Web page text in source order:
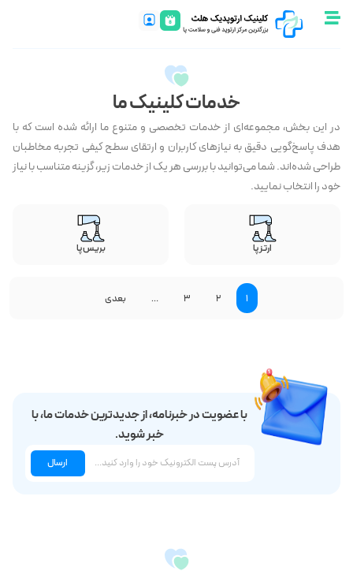
خدمات کلینیک ما
در این بخش، مجموعه‌ای از خدمات تخصصی و متنوع ما ارائه شده است که با
هدف پاسخ‌گویی دقیق به نیازهای کاربران و ارتقای سطح کیفی تجربه مخاطبان
طراحی شده‌اند. شما می‌توانید با بررسی هر یک از خدمات زیر، گزینه متناسب با نیاز
خود را انتخاب نمایید.
ارتز پا بریس پا
1
2
3
… بعدی
با عضویت در خبرنامه، از جدیدترین خدمات ما، با
خبر شوید.
ارسال